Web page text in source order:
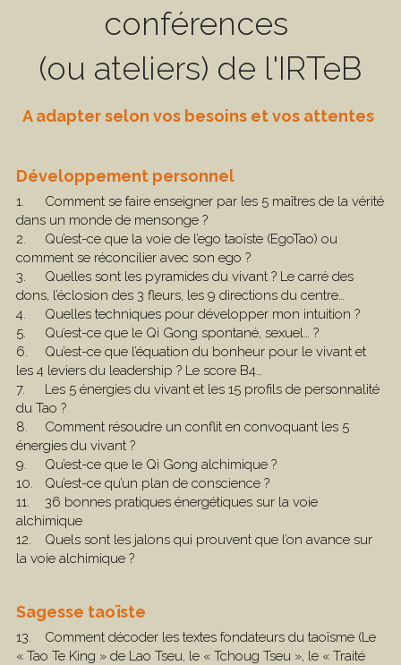
NOUS CONTACTER
conférences
(ou ateliers) de l'IRTeB
A adapter selon vos besoins et vos attentes
Développement personnel
1.	Comment se faire enseigner par les 5 maîtres de la vérité
dans un monde de mensonge ?
2.	Qu’est-ce que la voie de l’ego taoïste (EgoTao) ou
comment se réconcilier avec son ego ?
3.	Quelles sont les pyramides du vivant ? Le carré des
dons, l’éclosion des 3 fleurs, les 9 directions du centre…
4.	Quelles techniques pour développer mon intuition ?
5.	Qu’est-ce que le Qi Gong spontané, sexuel… ?
6.	Qu’est-ce que l’équation du bonheur pour le vivant et
les 4 leviers du leadership ? Le score B4…
7.	Les 5 énergies du vivant et les 15 profils de personnalité
du Tao ?
8.	Comment résoudre un conflit en convoquant les 5
énergies du vivant ?
9.	Qu’est-ce que le Qi Gong alchimique ?
10.	Qu’est-ce qu’un plan de conscience ?
11.	36 bonnes pratiques énergétiques sur la voie
alchimique
12.	Quels sont les jalons qui prouvent que l’on avance sur
la voie alchimique ?
Sagesse taoïste
13.	Comment décoder les textes fondateurs du taoïsme (Le
« Tao Te King » de Lao Tseu, le « Tchoug Tseu », le « Traité